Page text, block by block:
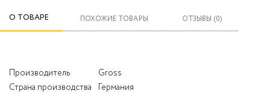
О ТОВАРЕ ПОХОЖИЕ ТОВАРЫ ОТЗЫВЫ (0)
Производитель
Gross
Страна производства
Германия